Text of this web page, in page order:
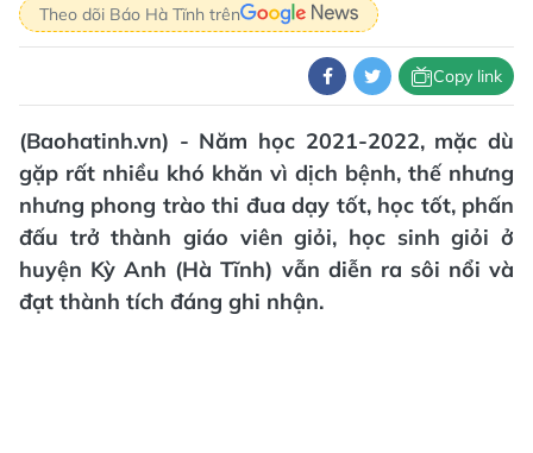
Theo dõi Báo Hà Tĩnh trên
Copy link
(Baohatinh.vn) - Năm học 2021-2022, mặc dù
gặp rất nhiều khó khăn vì dịch bệnh, thế nhưng
nhưng phong trào thi đua dạy tốt, học tốt, phấn
đấu trở thành giáo viên giỏi, học sinh giỏi ở
huyện Kỳ Anh (Hà Tĩnh) vẫn diễn ra sôi nổi và
đạt thành tích đáng ghi nhận.